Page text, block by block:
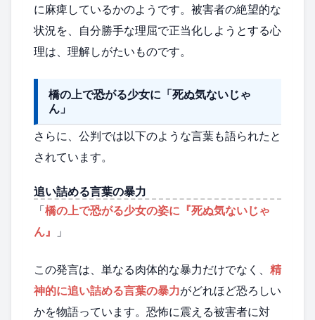
に麻痺しているかのようです。被害者の絶望的な
状況を、自分勝手な理屈で正当化しようとする心
理は、理解しがたいものです。
橋の上で恐がる少女に「死ぬ気ないじゃ
ん」
さらに、公判では以下のような言葉も語られたと
されています。
追い詰める言葉の暴力
「橋の上で恐がる少女の姿に『死ぬ気ないじゃ
ん』
」
この発言は、単なる肉体的な暴力だけでなく、 精
神的に追い詰める言葉の暴力がどれほど恐ろしい
かを物語っています。恐怖に震える被害者に対